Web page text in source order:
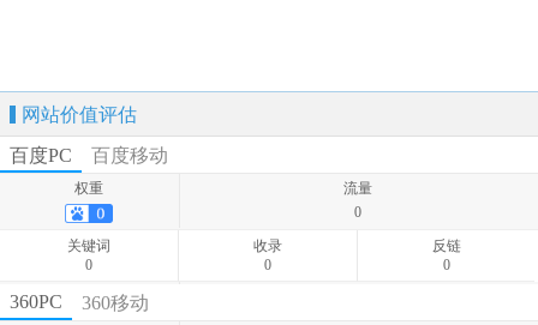
网站价值评估
百度PC
百度移动
权重
流量
0
关键词
0
收录
0
反链
0
权重
360PC 360移动